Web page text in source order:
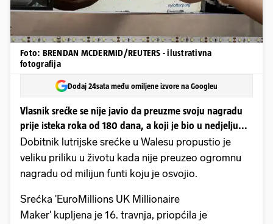
Foto: BRENDAN MCDERMID/REUTERS - ilustrativna
fotografija
Dodaj 24sata među omiljene izvore na Googleu
Vlasnik srećke se nije javio da preuzme svoju nagradu
prije isteka roka od 180 dana, a koji je bio u nedjelju...
Dobitnik lutrijske srećke u Walesu propustio je
veliku priliku u životu kada nije preuzeo ogromnu
nagradu od milijun funti koju je osvojio.
Srećka 'EuroMillions UK Millionaire
Maker' kupljena je 16. travnja, priopćila je